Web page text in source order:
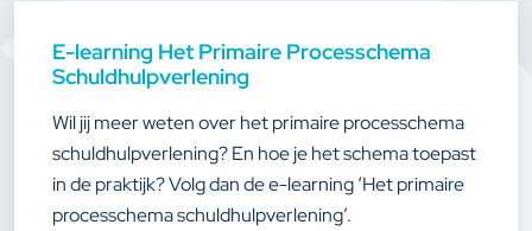
E-learning Het Primaire Processchema
Schuldhulpverlening
Wil jij meer weten over het primaire processchema
schuldhulpverlening? En hoe je het schema toepast
in de praktijk? Volg dan de e-learning ‘Het primaire
processchema schuldhulpverlening’.